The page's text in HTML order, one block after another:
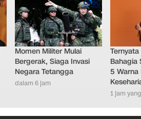
Momen Militer Mulai
Bergerak, Siaga Invasi
Negara Tetangga
dalam 6 jam
Bahagia
5
1 jam